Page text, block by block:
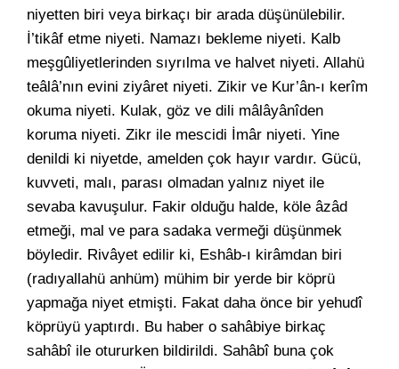
niyetten biri veya birkaçı bir arada düşünülebilir.
İ’tikâf etme niyeti. Namazı bekleme niyeti. Kalb
meşgûliyetlerinden sıyrılma ve halvet niyeti. Allahü
teâlâ’nın evini ziyâret niyeti. Zikir ve Kur’ân-ı kerîm
okuma niyeti. Kulak, göz ve dili mâlâyânîden
koruma niyeti. Zikr ile mescidi İmâr niyeti. Yine
denildi ki niyetde, amelden çok hayır vardır. Gücü,
kuvveti, malı, parası olmadan yalnız niyet ile
sevaba kavuşulur. Fakir olduğu halde, köle âzâd
etmeği, mal ve para sadaka vermeği düşünmek
böyledir. Rivâyet edilir ki, Eshâb-ı kirâmdan biri
(radıyallahü anhüm) mühim bir yerde bir köprü
yapmağa niyet etmişti. Fakat daha önce bir yehudî
köprüyü yaptırdı. Bu haber o sahâbiye birkaç
sahâbî ile otururken bildirildi. Sahâbî buna çok